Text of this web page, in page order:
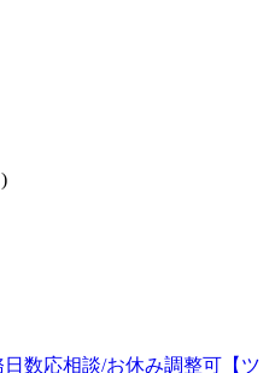
数応相談/お休み調整可【ツ